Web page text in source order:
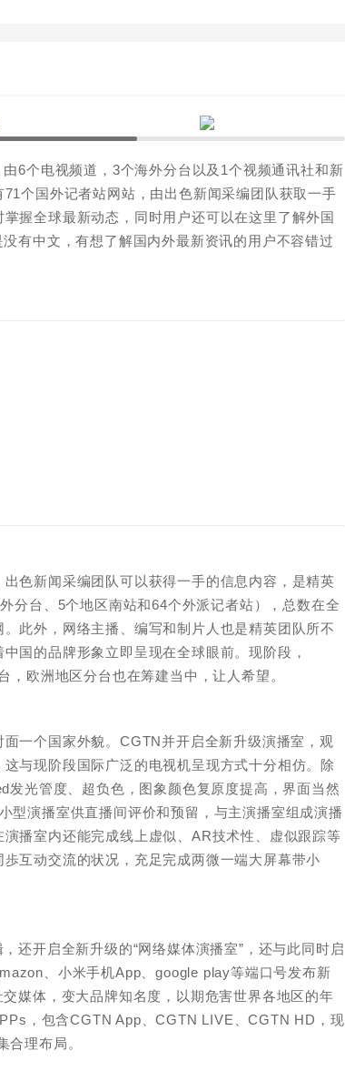
由6个电视频道，3个海外分台以及1个视频通讯社和新
个国外记者站网站，由出色新闻采编团队获取一手
握全球最新动态，同时用户还可以在这里了解外国
有中文，有想了解国内外最新资讯的用户不容错过
色新闻采编团队可以获得一手的信息内容，是精英
分台、5个地区南站和64个外派记者站），总数在全
此外，网络主播、编写和制片人也是精英团队所不
国的品牌形象立即呈现在全球眼前。现阶段，
欧洲地区分台也在筹建当中，让人希望。
一个国家外貌。CGTN并开启全新升级演播室，观
与现阶段国际广泛的电视机呈现方式十分相仿。除
光管度、超负色，图象颜色复原度提高，界面当然
型演播室供直播间评价和预留，与主演播室组成演播
播室内还能完成线上虚似、AR技术性、虚似跟踪等
互动交流的状况，充足完成两微一端大屏幕带小
还开启全新升级的“网络媒体演播室”，还与此同时启
、小米手机App、google play等端口号发布新
媒体，变大品牌知名度，以期危害世界各地区的年
，包含CGTN App、CGTN LIVE、CGTN HD，现
合理布局。